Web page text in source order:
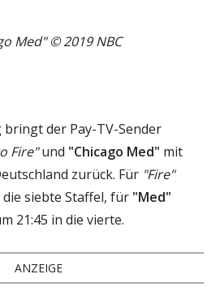
Med" © 2019 NBC
der Pay-TV-Sender
Fire"und "Chicago Med" mit
zurück. Für "Fire"
siebte Staffel, für "Med"
21:45 in die vierte.
ANZEIGE